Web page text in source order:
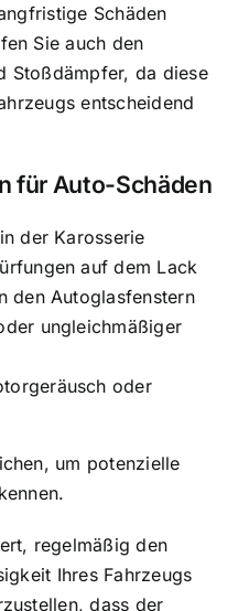
Schäden
Sie auch den
Stoßdämpfer, da diese
entscheidend
für Auto-Schäden
der Karosserie
auf dem Lack
den Autoglasfenstern
ungleichmäßiger
oder
um potenzielle
regelmäßig den
Ihres Fahrzeugs
dass der